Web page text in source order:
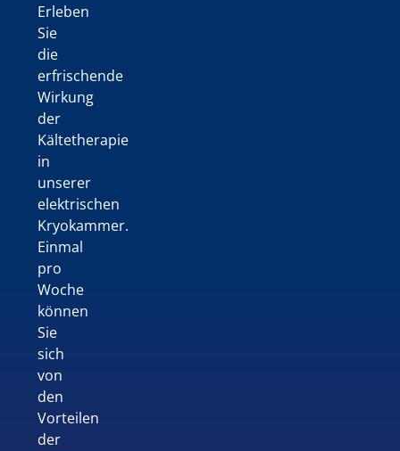
Erleben
Sie
die
erfrischende
Wirkung
der
Kältetherapie
in
unserer
elektrischen
Kryokammer.
Einmal
pro
Woche
können
Sie
sich
von
den
Vorteilen
der